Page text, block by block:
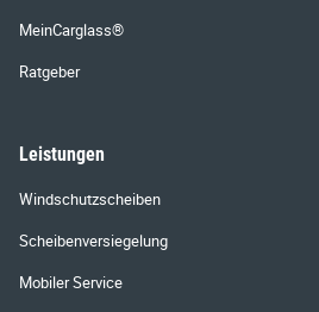
MeinCarglass®
Ratgeber
Leistungen
Windschutzscheiben
Scheibenversiegelung
Mobiler Service